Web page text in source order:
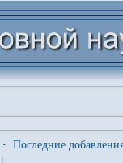
· Последние